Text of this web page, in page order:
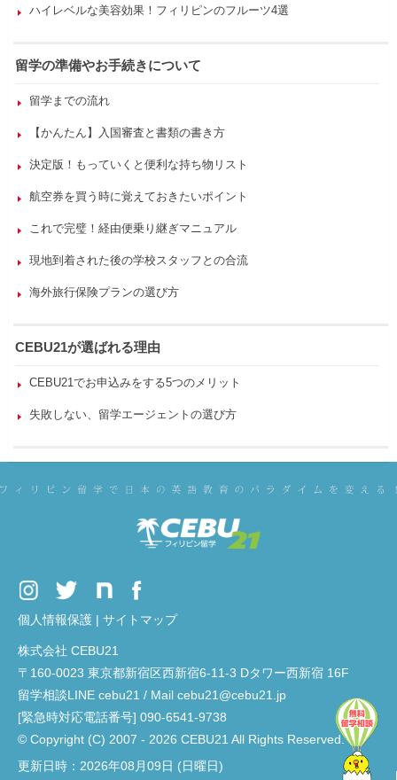
ハイレベルな美容効果！フィリピンのフルーツ4選
留学の準備やお手続きについて
留学までの流れ
【かんたん】入国審査と書類の書き方
決定版！もっていくと便利な持ち物リスト
航空券を買う時に覚えておきたいポイント
これで完璧！経由便乗り継ぎマニュアル
現地到着された後の学校スタッフとの合流
海外旅行保険プランの選び方
CEBU21が選ばれる理由
CEBU21でお申込みをする5つのメリット
失敗しない、留学エージェントの選び方
個人情報保護 | サイトマップ
株式会社 CEBU21
〒160-0023 東京都新宿区西新宿6-11-3 Dタワー西新宿 16F
留学相談LINE cebu21 / Mail cebu21@cebu21.jp
[緊急時対応電話番号] 090-6541-9738
© Copyright (C) 2007 - 2026 CEBU21 All Rights Reserved.
更新日時：2026年08月09日 (日曜日)